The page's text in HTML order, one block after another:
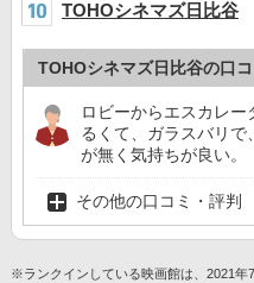
TOHOシネマズ日比谷
TOHOシネマズ日比谷の口
ロビーからエスカレ
るくて、ガラスバリ
が無く気持ちが良い。
その他の口コミ・評判
※ランクインしている映画館は、2021年